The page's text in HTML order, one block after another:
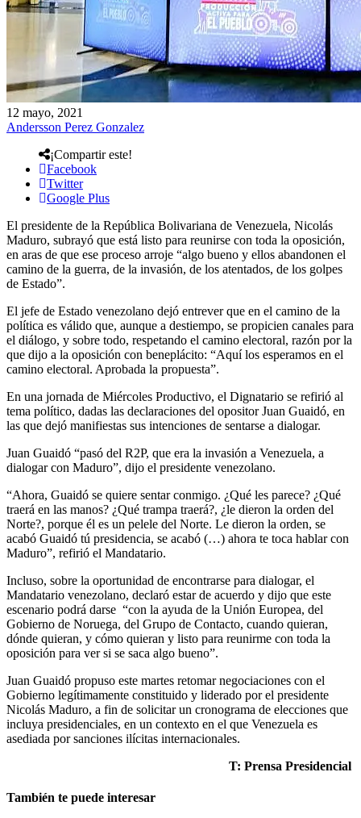
12 mayo, 2021
Andersson Perez Gonzalez
¡Compartir este!
Facebook
Twitter
Google Plus
El presidente de la República Bolivariana de Venezuela, Nicolás
Maduro, subrayó que está listo para reunirse con toda la oposición,
en aras de que ese proceso arroje “algo bueno y ellos abandonen el
camino de la guerra, de la invasión, de los atentados, de los golpes
de Estado”.
El jefe de Estado venezolano dejó entrever que en el camino de la
política es válido que, aunque a destiempo, se propicien canales para
el diálogo, y sobre todo, respetando el camino electoral, razón por la
que dijo a la oposición con beneplácito: “Aquí los esperamos en el
camino electoral. Aprobada la propuesta”.
En una jornada de Miércoles Productivo, el Dignatario se refirió al
tema político, dadas las declaraciones del opositor Juan Guaidó, en
las que dejó manifiestas sus intenciones de sentarse a dialogar.
Juan Guaidó “pasó del R2P, que era la invasión a Venezuela, a
dialogar con Maduro”, dijo el presidente venezolano.
“Ahora, Guaidó se quiere sentar conmigo. ¿Qué les parece? ¿Qué
traerá en las manos? ¿Qué trampa traerá?, ¿le dieron la orden del
Norte?, porque él es un pelele del Norte. Le dieron la orden, se
acabó Guaidó tú presidencia, se acabó (…) ahora te toca hablar con
Maduro”, refirió el Mandatario.
Incluso, sobre la oportunidad de encontrarse para dialogar, el
Mandatario venezolano, declaró estar de acuerdo y dijo que este
escenario podrá darse “con la ayuda de la Unión Europea, del
Gobierno de Noruega, del Grupo de Contacto, cuando quieran,
dónde quieran, y cómo quieran y listo para reunirme con toda la
oposición para ver si se saca algo bueno”.
Juan Guaidó propuso este martes retomar negociaciones con el
Gobierno legítimamente constituido y liderado por el presidente
Nicolás Maduro, a fin de solicitar un cronograma de elecciones que
incluya presidenciales, en un contexto en el que Venezuela es
asediada por sanciones ilícitas internacionales.
T: Prensa Presidencial
También te puede interesar